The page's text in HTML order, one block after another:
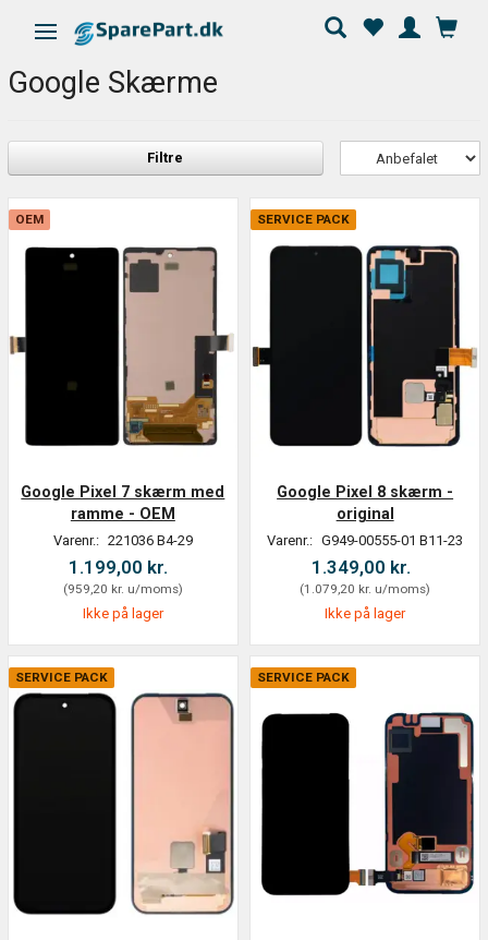
Skifte navigation
Google Skærme
Filtre
OEM
Google Pixel 7 skærm med
ramme - OEM
Varenr.: 221036 B4-29
1.199,00 kr.
(959,20 kr. u/moms)
Ikke på lager
SERVICE PACK
Google Pixel 8 skærm -
original
Varenr.: G949-00555-01 B11-23
1.349,00 kr.
(1.079,20 kr. u/moms)
Ikke på lager
SERVICE PACK SERVICE PACK